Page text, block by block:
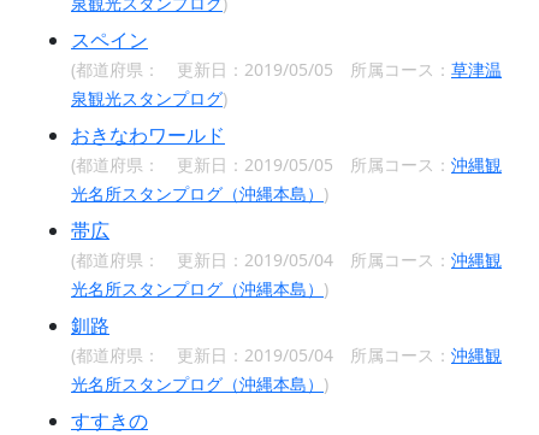
スペイン
(都道府県： 更新日：2019/05/05 所属コース： 草津温
泉観光スタンプログ)
おきなわワールド
(都道府県： 更新日：2019/05/05 所属コース： 沖縄観
光名所スタンプログ（沖縄本島） )
帯広
(都道府県： 更新日：2019/05/04 所属コース： 沖縄観
光名所スタンプログ（沖縄本島） )
釧路
(都道府県： 更新日：2019/05/04 所属コース： 沖縄観
光名所スタンプログ（沖縄本島） )
すすきの